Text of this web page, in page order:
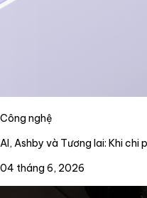
Công nghệ
AI, Ashby và Tương lai: Khi chi
04 tháng 6, 2026